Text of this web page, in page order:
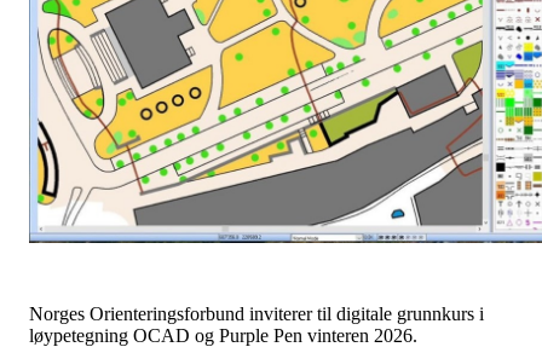
Norges Orienteringsforbund inviterer til digitale grunnkurs i
løypetegning OCAD og Purple Pen vinteren 2026.